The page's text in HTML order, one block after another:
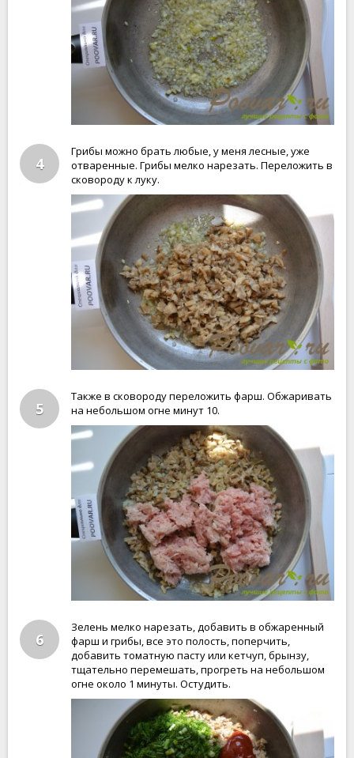
4
Грибы можно брать любые, у меня лесные, уже
отваренные. Грибы мелко нарезать. Переложить в
сковороду к луку.
5
Также в сковороду переложить фарш. Обжаривать
на небольшом огне минут 10.
6
Зелень мелко нарезать, добавить в обжаренный
фарш и грибы, все это полость, поперчить,
добавить томатную пасту или кетчуп, брынзу,
тщательно перемешать, прогреть на небольшом
огне около 1 минуты. Остудить.